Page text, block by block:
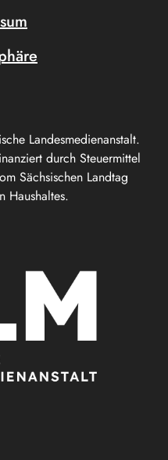
Landesmedienanstalt.
durch Steuermittel
Sächsischen Landtag
Haushaltes.